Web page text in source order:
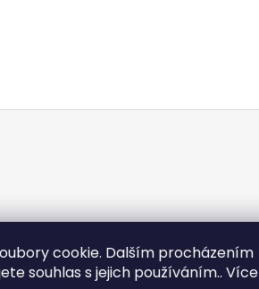
cookie. Dalším procházením
souhlas s jejich používáním.. Více